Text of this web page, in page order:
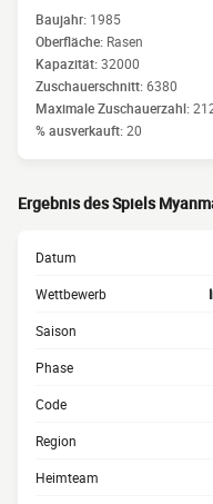
Baujahr: 1985
Oberfläche: Rasen
Kapazität:32000
Zuschauerschnitt:6380
Maximale Zuschauerzahl:
% ausverkauft:20
Ergebnis des Spiels
Datum
Wettbewerb
Saison
Phase
Code
Region
Heimteam